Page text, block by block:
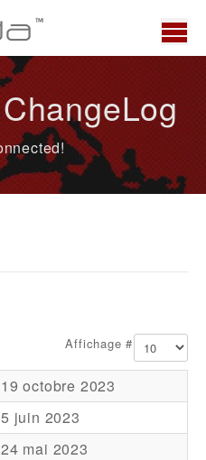
Affichage #
19 octobre 2023
5 juin 2023
24 mai 2023